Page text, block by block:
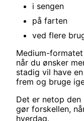
i sengen
på farten
ved flere
Medium-
når du ønsker
stadig vil have
frem og bruge
Det er netop
gør forskellen,
hverdag.